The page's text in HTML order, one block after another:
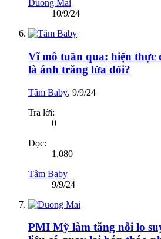
Duong Mai
10/9/24
Vĩ mô tuần qua: hiện thực
là ánh trăng lừa dối?
Tâm Baby, 9/9/24
Trả lời:
0
Đọc:
1,080
Tâm Baby
9/9/24
PMI Mỹ làm tăng nỗi lo